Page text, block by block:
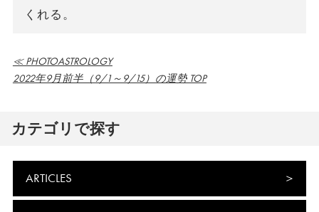
くれる。
≪ PHOTOASTROLOGY
2022年9月前半（9/1～9/15）の運勢 TOP
カテゴリで探す
ARTICLES